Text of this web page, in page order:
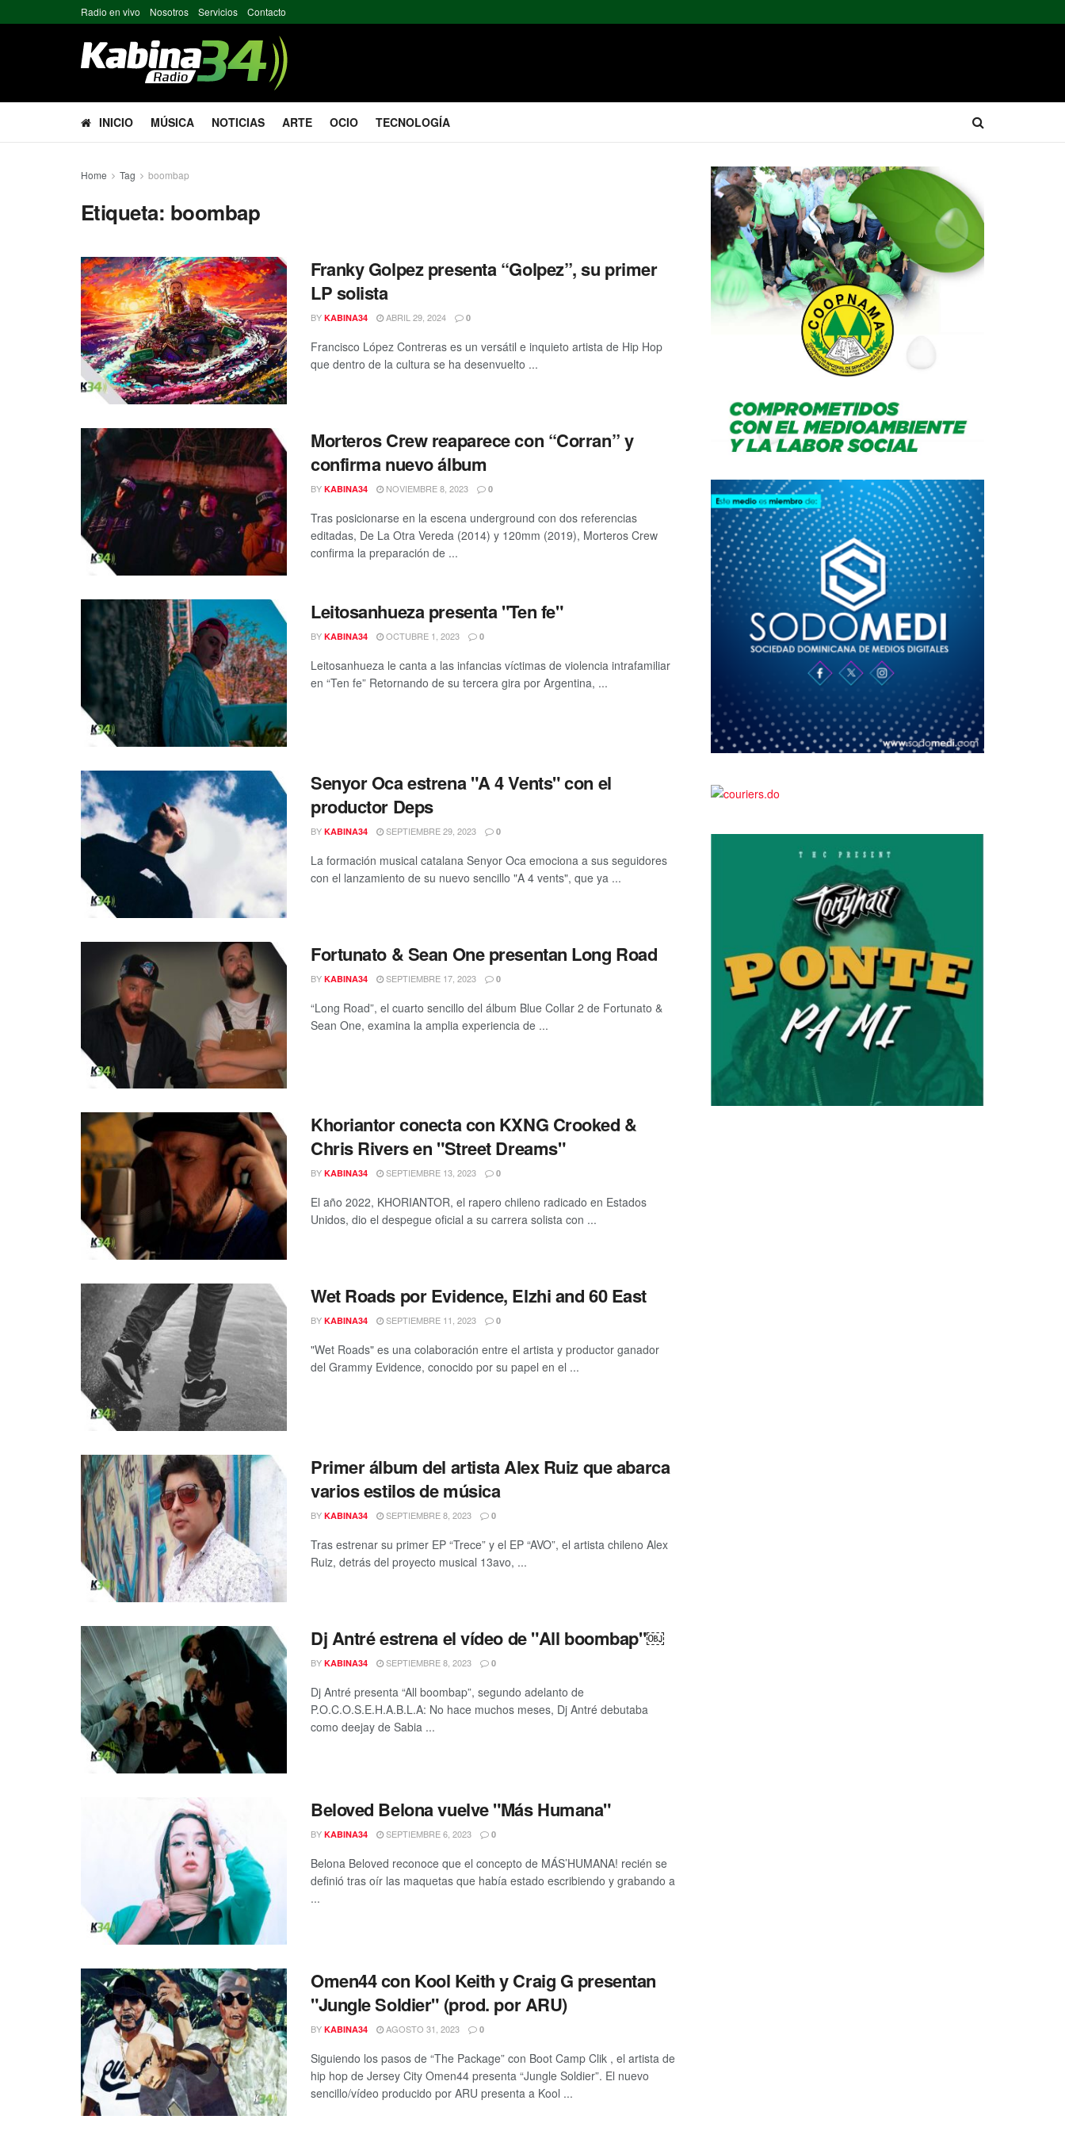
Radio en vivo Nosotros Servicios Contacto
INICIO MÚSICA NOTICIAS ARTE OCIO TECNOLOGÍA
Home Tag boombap
Etiqueta: boombap
Franky Golpez presenta “Golpez”, su primer
LP solista
BY KABINA34 ABRIL 29, 2024 0
Francisco López Contreras es un versátil e inquieto artista de Hip Hop
que dentro de la cultura se ha desenvuelto ...
Morteros Crew reaparece con “Corran” y
confirma nuevo álbum
BY KABINA34 NOVIEMBRE 8, 2023 0
Tras posicionarse en la escena underground con dos referencias
editadas, De La Otra Vereda (2014) y 120mm (2019), Morteros Crew
confirma la preparación de ...
Leitosanhueza presenta "Ten fe"
BY KABINA34 OCTUBRE 1, 2023 0
Leitosanhueza le canta a las infancias víctimas de violencia intrafamiliar
en “Ten fe” Retornando de su tercera gira por Argentina, ...
Senyor Oca estrena "A 4 Vents" con el
productor Deps
BY KABINA34 SEPTIEMBRE 29, 2023 0
La formación musical catalana Senyor Oca emociona a sus seguidores
con el lanzamiento de su nuevo sencillo "A 4 vents", que ya ...
Fortunato & Sean One presentan Long Road
BY KABINA34 SEPTIEMBRE 17, 2023 0
“Long Road”, el cuarto sencillo del álbum Blue Collar 2 de Fortunato &
Sean One, examina la amplia experiencia de ...
Khoriantor conecta con KXNG Crooked &
Chris Rivers en "Street Dreams"
BY KABINA34 SEPTIEMBRE 13, 2023 0
El año 2022, KHORIANTOR, el rapero chileno radicado en Estados
Unidos, dio el despegue oficial a su carrera solista con ...
Wet Roads por Evidence, Elzhi and 60 East
BY KABINA34 SEPTIEMBRE 11, 2023 0
"Wet Roads" es una colaboración entre el artista y productor ganador
del Grammy Evidence, conocido por su papel en el ...
Primer álbum del artista Alex Ruiz que abarca
varios estilos de música
BY KABINA34 SEPTIEMBRE 8, 2023 0
Tras estrenar su primer EP “Trece” y el EP “AVO”, el artista chileno Alex
Ruiz, detrás del proyecto musical 13avo, ...
Dj Antré estrena el vídeo de "All boombap"￼
BY KABINA34 SEPTIEMBRE 8, 2023 0
Dj Antré presenta “All boombap”, segundo adelanto de
P.O.C.O.S.E.H.A.B.L.A: No hace muchos meses, Dj Antré debutaba
como deejay de Sabia ...
Beloved Belona vuelve "Más Humana"
BY KABINA34 SEPTIEMBRE 6, 2023 0
Belona Beloved reconoce que el concepto de MÁS’HUMANA! recién se
definió tras oír las maquetas que había estado escribiendo y grabando a
...
Omen44 con Kool Keith y Craig G presentan
"Jungle Soldier" (prod. por ARU)
BY KABINA34 AGOSTO 31, 2023 0
Siguiendo los pasos de “The Package” con Boot Camp Clik , el artista de
hip hop de Jersey City Omen44 presenta “Jungle Soldier”. El nuevo
sencillo/vídeo producido por ARU presenta a Kool ...